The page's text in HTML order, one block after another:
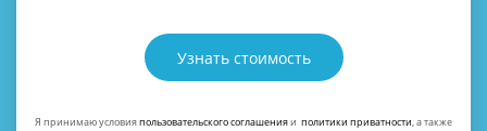
Узнать стоимость
Я принимаю условияпользовательского соглашенияи политики приватности, а также